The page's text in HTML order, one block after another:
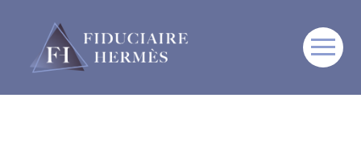
Aller
au
Créateur d’entreprise
Artisan, commerçant,
C’EST L’HISTOIRE D’UN
COUPLE QUI RÉALISE UN